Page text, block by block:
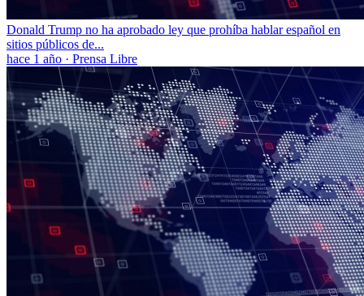
Donald Trump no ha aprobado ley que prohíba hablar español en
sitios públicos de...
hace 1 año · Prensa Libre